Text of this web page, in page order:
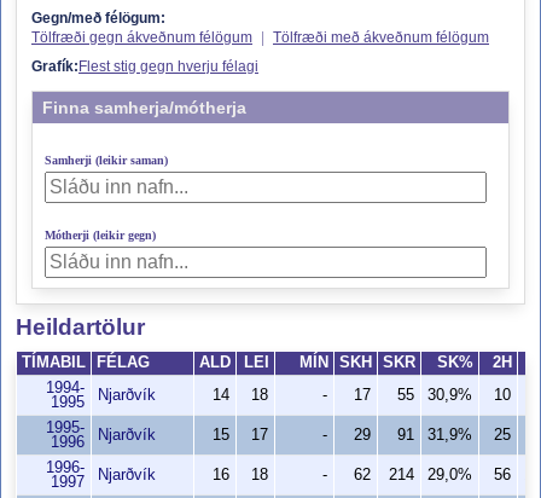
Gegn/með félögum:
Tölfræði gegn ákveðnum félögum
Tölfræði með ákveðnum félögum
Grafík: Flest stig gegn hverju félagi
Finna samherja/mótherja
Samherji (leikir saman)
Mótherji (leikir gegn)
Heildartölur
TÍMABIL FÉLAG ALD LEI MÍN SKH SKR SK% 2H
1994-
1995
Njarðvík 14 18 - 17 55 30,9% 10
1995-
1996
Njarðvík 15 17 - 29 91 31,9% 25
1996-
1997
Njarðvík 16 18 - 62 214 29,0% 56